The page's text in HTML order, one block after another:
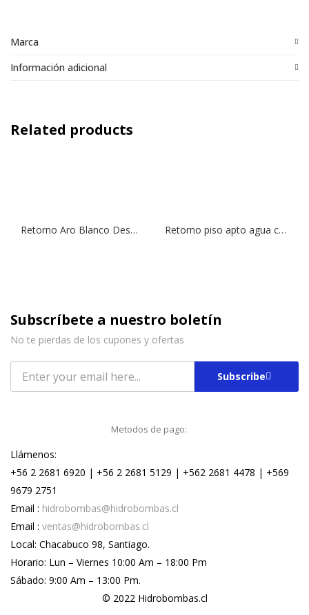
Marca
Información adicional
Related products
Retorno Aro Blanco Desmontable y Orientable (Piscinas Fibra de Vidrio) | RH 1 ½” Retorno piso apto agua caliente
Subscríbete a nuestro boletín
No te pierdas de los cupones y ofertas
Subscribe
Metodos de pago:
Llámenos:
+56 2 2681 6920 | +56 2 2681 5129 | +562 2681 4478 | +569
9679 2751
Email : hidrobombas@hidrobombas.cl
Email : ventas@hidrobombas.cl
Local: Chacabuco 98, Santiago.
Horario: Lun – Viernes 10:00 Am – 18:00 Pm
Sábado: 9:00 Am – 13:00 Pm.
© 2022 Hidrobombas.cl